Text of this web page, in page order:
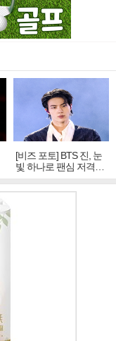
[비즈 포토] BTS 진, 눈
빛 하나로 팬심 저격…
독보적 카리스마